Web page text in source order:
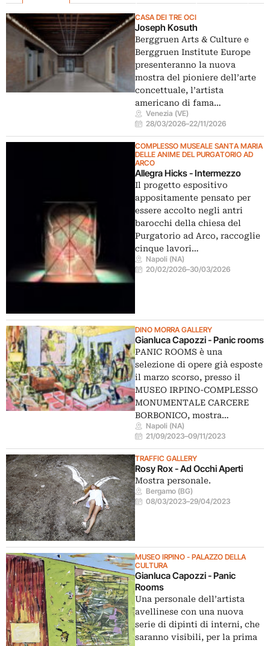
CASA DEI TRE OCI
Joseph Kosuth
Berggruen Arts & Culture e
Berggruen Institute Europe
presenteranno la nuova
mostra del pioniere dell’arte
concettuale, l’artista
americano di fama…
Venezia (VE)
28/03/2026–22/11/2026
COMPLESSO MUSEALE SANTA MARIA
DELLE ANIME DEL PURGATORIO AD
ARCO
Allegra Hicks - Intermezzo
Il progetto espositivo
appositamente pensato per
essere accolto negli antri
barocchi della chiesa del
Purgatorio ad Arco, raccoglie
cinque lavori…
Napoli (NA)
20/02/2026–30/03/2026
DINO MORRA GALLERY
Gianluca Capozzi - Panic rooms
PANIC ROOMS è una
selezione di opere già esposte
il marzo scorso, presso il
MUSEO IRPINO-COMPLESSO
MONUMENTALE CARCERE
BORBONICO, mostra…
Napoli (NA)
21/09/2023–09/11/2023
TRAFFIC GALLERY
Rosy Rox - Ad Occhi Aperti
Mostra personale.
Bergamo (BG)
08/03/2023–29/04/2023
MUSEO IRPINO - PALAZZO DELLA
CULTURA
Gianluca Capozzi - Panic
Rooms
Una personale dell’artista
avellinese con una nuova
serie di dipinti di interni, che
saranno visibili, per la prima